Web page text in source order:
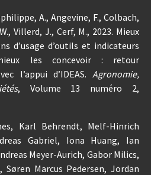
A., Angevine, F., Colbach,
Villerd, J., Cerf, M., 2023. Mieux
d’usage d’outils et indicateurs
les concevoir : retour
l’appui d’IDEAS. Agronomie,
, Volume 13 numéro 2,
Karl Behrendt, Melf-Hinrich
Gabriel, Iona Huang, Ian
Meyer-Aurich, Gabor Milics,
Søren Marcus Pedersen, Jordan